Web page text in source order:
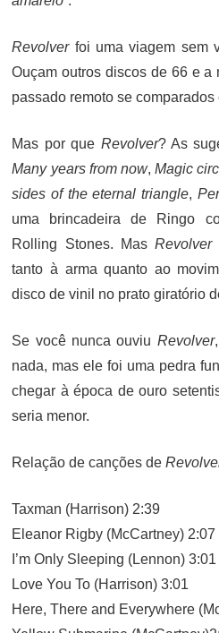
Revolverfoi uma viagem sem
Ouçam outros discos de 66 e a
passado remoto se comparados
Mas por que Revolver? As
Many years from now, Magic
sides of the eternal triangle,
uma brincadeira de Ringo
Rolling Stones. MasRevolver
tanto à arma quanto ao
disco de vinil no prato giratório
Se você nunca ouviu Revolver
nada, mas ele foi uma pedra
chegar à época de ouro
seria menor.
Relação de canções de
Taxman (Harrison) 2:39
Eleanor Rigby (McCartney) 2:07
I’m Only Sleeping (Lennon) 3:01
Love You To (Harrison) 3:01
Here, There and Everywhere